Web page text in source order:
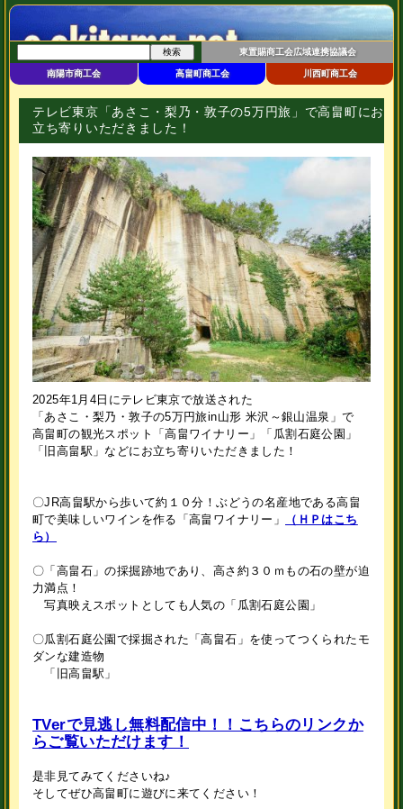
南陽市商工会 高畠町商工会 川西町商工会
東置賜商工会広域連携協議会
テレビ東京「あさこ・梨乃・敦子の5万円旅」で高畠町にお
立ち寄りいただきました！
2025年1月4日にテレビ東京で放送された
「あさこ・梨乃・敦子の5万円旅in山形 米沢～銀山温泉」で
高畠町の観光スポット「高畠ワイナリー」「瓜割石庭公園」
「旧高畠駅」などにお立ち寄りいただきました！
〇JR高畠駅から歩いて約１０分！ぶどうの名産地である高畠
町で美味しいワインを作る「高畠ワイナリー」
（ＨＰはこち
ら）
〇「高畠石」の採掘跡地であり、高さ約３０ｍもの石の壁が迫
力満点！
写真映えスポットとしても人気の「瓜割石庭公園」
〇瓜割石庭公園で採掘された「高畠石」を使ってつくられたモ
ダンな建造物
「旧高畠駅」
TVerで見逃し無料配信中！！こちらのリンクか
らご覧いただけます！
是非見てみてくださいね♪
そしてぜひ高畠町に遊びに来てください！